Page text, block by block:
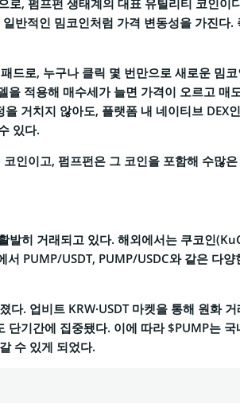
반적인 밈코인처럼 가격 변동성을 가진다.
드로, 누구나 클릭 몇 번만으로 새로운 밈
적용해 매수세가 늘면 가격이 오르고 매
거치지 않아도, 플랫폼 내 네이티브 DEX
있다.
인이고, 펌프펀은 그 코인을 포함해 수많
발히 거래되고 있다. 해외에서는 쿠코인
PUMP/USDT, PUMP/USDC와 같은 다양
다. 업비트 KRW·USDT 마켓을 통해 원화
기간에 집중됐다. 이에 따라 $PUMP는
수 있게 되었다.